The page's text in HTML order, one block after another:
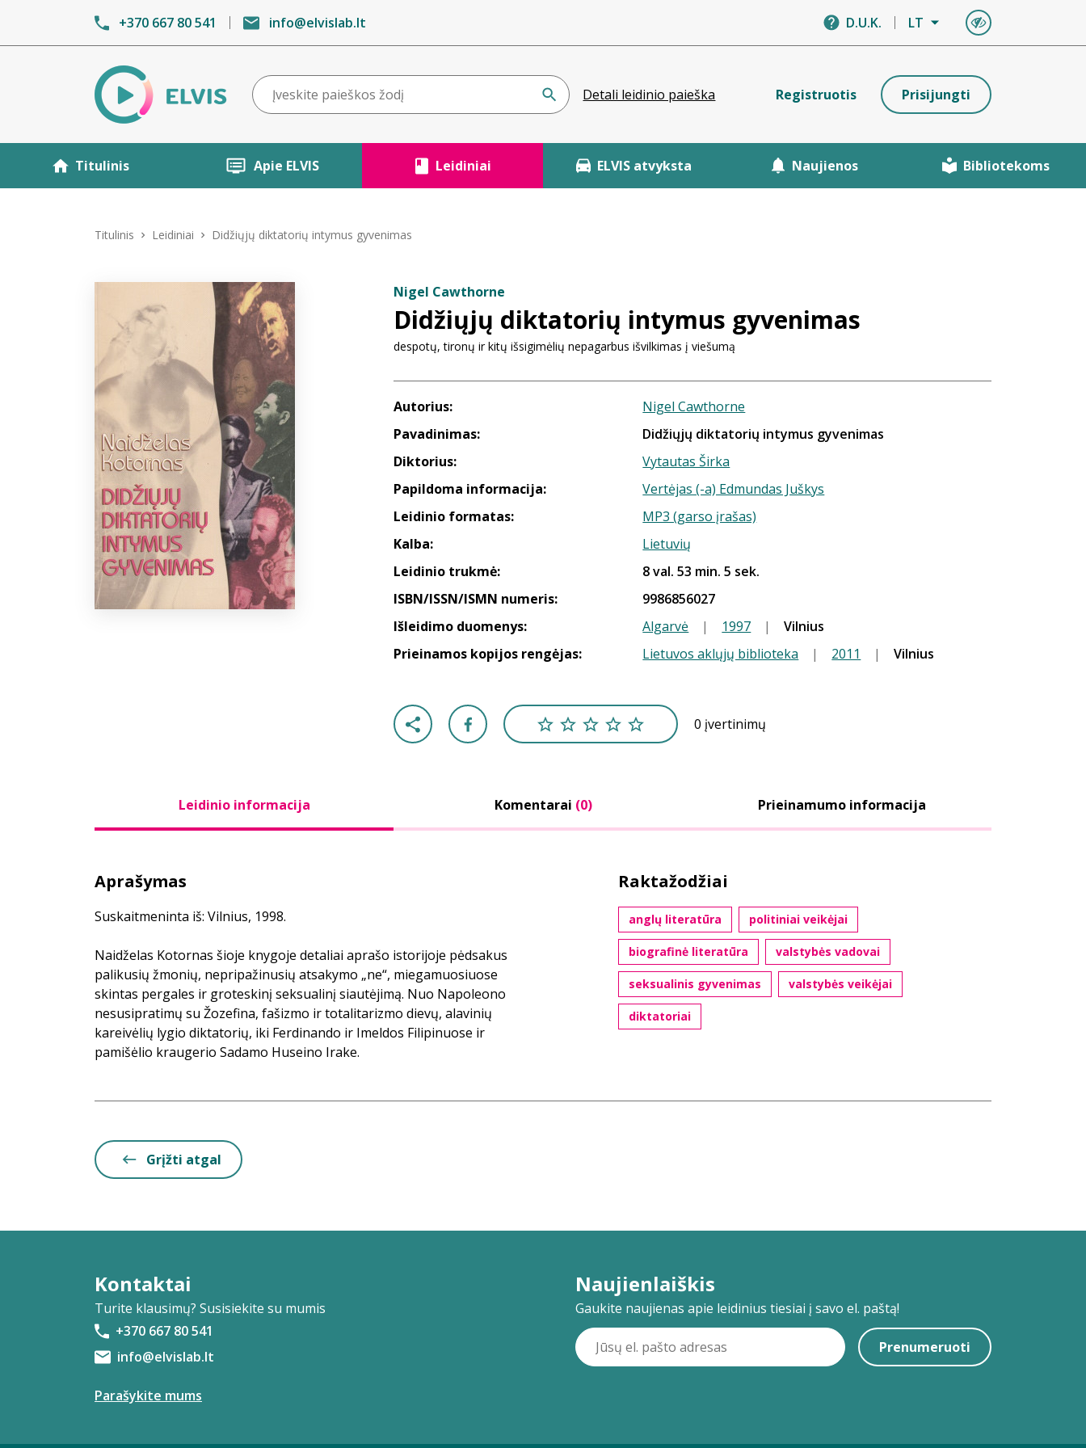
+370 667 80 541 info@elvislab.lt D.U.K. LT
Detali leidinio paieška Registruotis Prisijungti
Titulinis Apie ELVIS Leidiniai ELVIS atvyksta Naujienos Bibliotekoms
Titulinis Leidiniai Didžiųjų diktatorių intymus gyvenimas
Nigel Cawthorne
Didžiųjų diktatorių intymus gyvenimas
despotų, tironų ir kitų išsigimėlių nepagarbus išvilkimas į viešumą
Autorius:
Nigel Cawthorne
Pavadinimas:
Didžiųjų diktatorių intymus gyvenimas
Diktorius:
Vytautas Širka
Papildoma informacija:
Vertėjas (-a) Edmundas Juškys
Leidinio formatas:
MP3 (garso įrašas)
Kalba:
Lietuvių
Leidinio trukmė:
8 val. 53 min. 5 sek.
ISBN/ISSN/ISMN numeris:
9986856027
Išleidimo duomenys:
Algarvė | 1997 |
Vilnius
Prieinamos kopijos rengėjas:
Lietuvos aklųjų biblioteka | 2011 | Vilnius
0 įvertinimų
Leidinio informacija Komentarai (0) Prieinamumo informacija
Aprašymas
Suskaitmeninta iš: Vilnius, 1998.
Naidželas Kotornas šioje knygoje detaliai aprašo istorijoje pėdsakus
palikusių žmonių, nepripažinusių atsakymo „ne“, miegamuosiuose
skintas pergales ir groteskinį seksualinį siautėjimą. Nuo Napoleono
nesusipratimų su Žozefina, fašizmo ir totalitarizmo dievų, alavinių
kareivėlių lygio diktatorių, iki Ferdinando ir Imeldos Filipinuose ir
pamišėlio kraugerio Sadamo Huseino Irake.
Raktažodžiai
anglų literatūra politiniai veikėjai
biografinė literatūra valstybės vadovai
seksualinis gyvenimas valstybės veikėjai
diktatoriai
Grįžti atgal
Kontaktai
Turite klausimų? Susisiekite su mumis
+370 667 80 541
info@elvislab.lt
Parašykite mums
Naujienlaiškis
Gaukite naujienas apie leidinius tiesiai į savo el. paštą!
Prenumeruoti